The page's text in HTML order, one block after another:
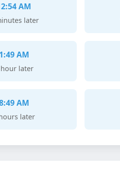
AM
later
1:49 AM
later
AM
later